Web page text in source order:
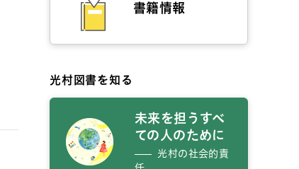
書籍情報
光村図書を知る
未来を担うすべ
ての人のために
光村の社会的責